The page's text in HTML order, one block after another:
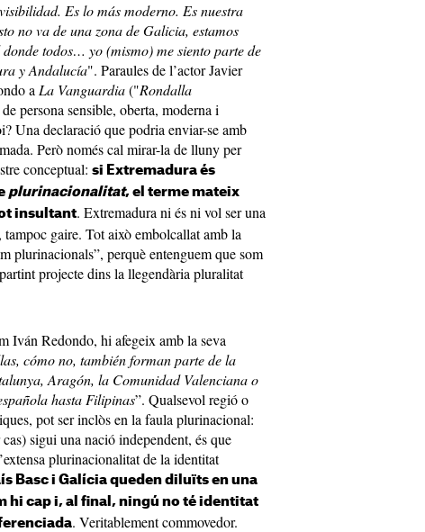
Es lo más moderno. Es nuestra
no va de una zona de Galicia, estamos
todos… yo (mismo) me siento parte de
y Andalucía". Paraules de l’actor Javier
a La Vanguardia("Rondalla
persona sensible, oberta, moderna i
Una declaració que podria enviar-se amb
Però només cal mirar-la de lluny per
conceptual: si Extremadura és
plurinacionalitat, el terme mateix
insultant. Extremadura ni és ni vol ser una
gaire. Tot això embolcallat amb la
plurinacionals”, perquè entenguem que som
projecte dins la llegendària pluralitat
Iván Redondo, hi afegeix amb la seva
cómo no, también forman parte de la
Aragón, la Comunidad Valenciana o
hasta Filipinas”. Qualsevol regió o
pot ser inclòs en la faula plurinacional:
sigui una nació independent, és que
plurinacionalitat de la identitat
Basc i Galícia queden diluïts en una
hi cap i, al final, ningú no té identitat
. Veritablement commovedor.